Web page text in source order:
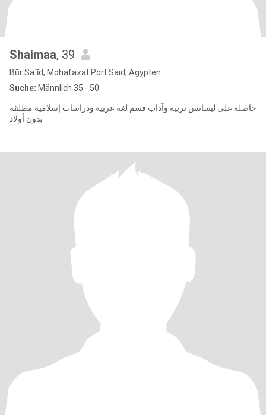
Shaimaa, 39
Būr Sa`īd, Mohafazat Port Said, Ägypten
Suche: Männlich 35 - 50
حاصلة على ليسانس تربية وآداب قسم لغة عربية ودراسات إسلامية مطلقة
بدون أولاد